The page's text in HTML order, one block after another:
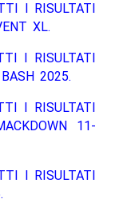
I RISULTATI
XL.
I RISULTATI
2025.
I RISULTATI
11-
I RISULTATI